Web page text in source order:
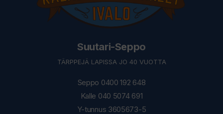
Suutari-Seppo
TÄRPPEJÄ LAPISSA JO 40 VUOTTA
Seppo 0400 192 648
Kalle 040 5074 691
Y-tunnus 3605673-5